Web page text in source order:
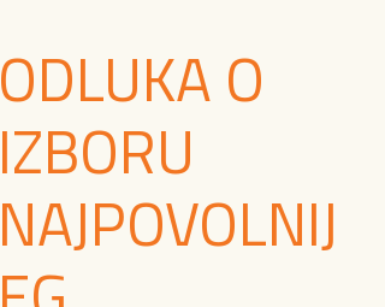
ODLUKA O
IZBORU
NAJPOVOLNIJ